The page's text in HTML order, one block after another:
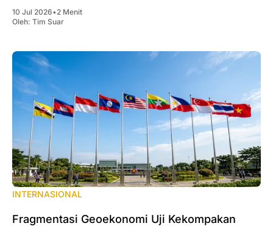
10 Jul 2026•2 Menit
Oleh: Tim Suar
INTERNASIONAL
Fragmentasi Geoekonomi Uji Kekompakan